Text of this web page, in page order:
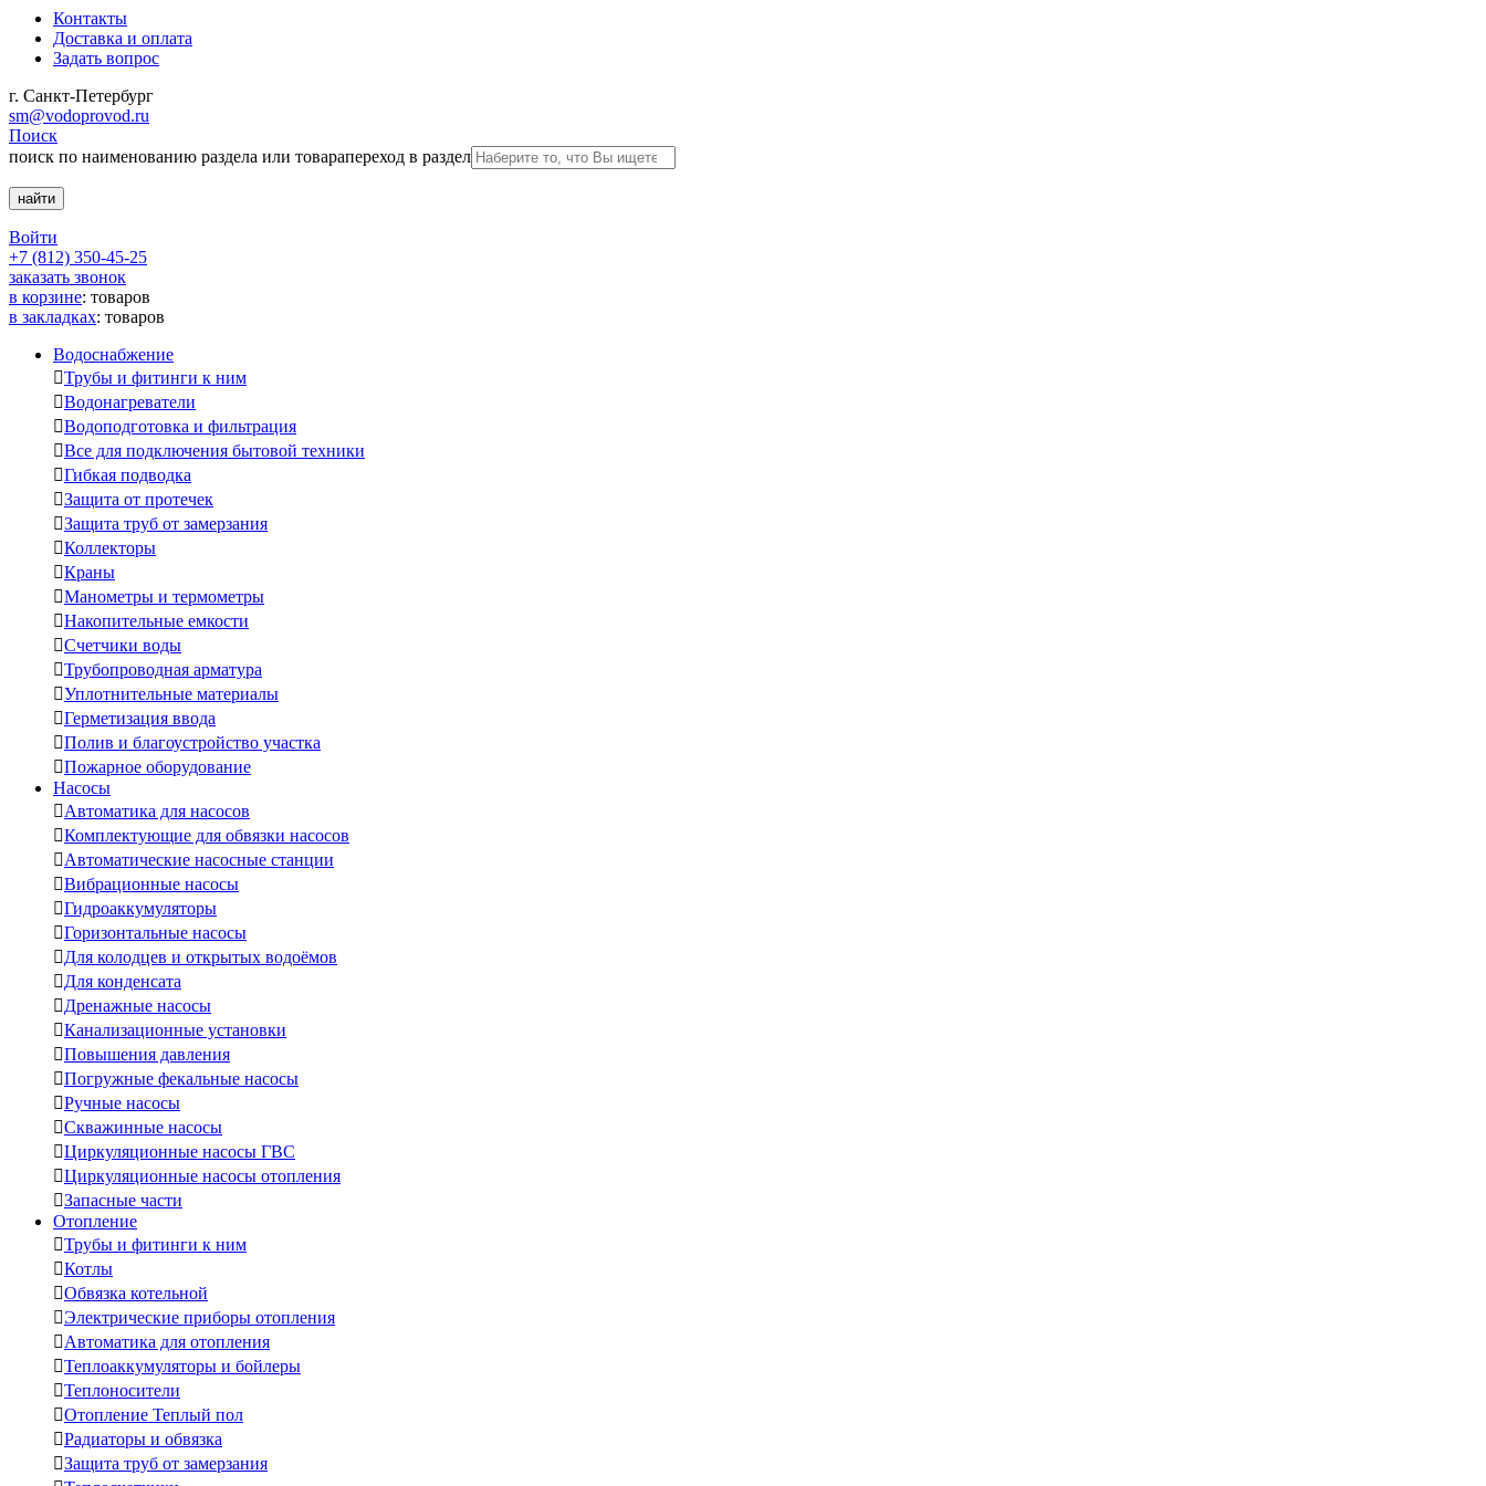
Контакты
Доставка и оплата
Задать вопрос
г. Санкт-Петербург
sm@vodoprovod.ru
Поиск
поиск по наименованию раздела или товарапереход в раздел
Войти
+7 (812) 350-45-25
заказать звонок
в корзине: товаров
в закладках: товаров
Водоснабжение
Трубы и фитинги к ним
Водонагреватели
Водоподготовка и фильтрация
Все для подключения бытовой техники
Гибкая подводка
Защита от протечек
Защита труб от замерзания
Коллекторы
Краны
Манометры и термометры
Накопительные емкости
Счетчики воды
Трубопроводная арматура
Уплотнительные материалы
Герметизация ввода
Полив и благоустройство участка
Пожарное оборудование
Насосы
Автоматика для насосов
Комплектующие для обвязки насосов
Автоматические насосные станции
Вибрационные насосы
Гидроаккумуляторы
Горизонтальные насосы
Для колодцев и открытых водоёмов
Для конденсата
Дренажные насосы
Канализационные установки
Повышения давления
Погружные фекальные насосы
Ручные насосы
Скважинные насосы
Циркуляционные насосы ГВС
Циркуляционные насосы отопления
Запасные части
Отопление
Трубы и фитинги к ним
Котлы
Обвязка котельной
Электрические приборы отопления
Автоматика для отопления
Теплоаккумуляторы и бойлеры
Теплоносители
Отопление Теплый пол
Радиаторы и обвязка
Защита труб от замерзания